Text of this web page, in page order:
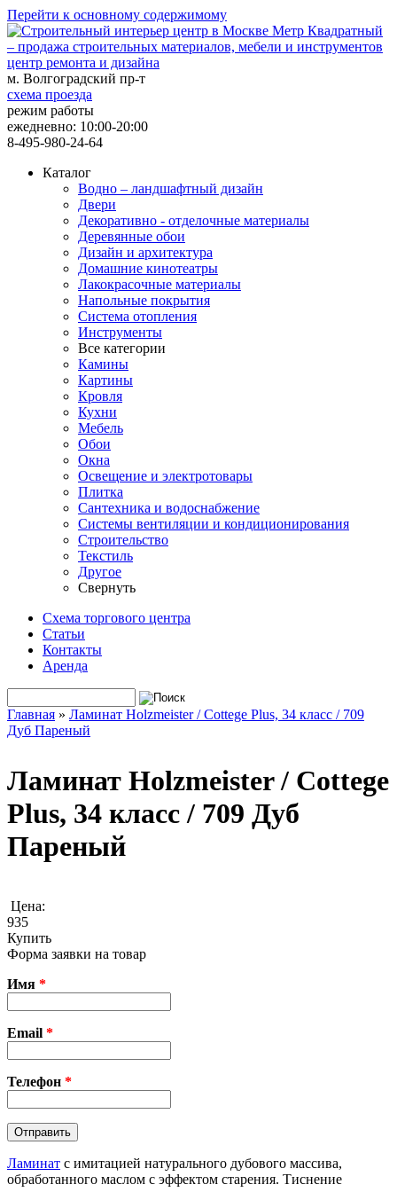
Перейти к основному содержимому
центр ремонта и дизайна
м. Волгоградский пр-т
схема проезда
режим работы
ежедневно: 10:00-20:00
8-495-980-24-64
Каталог
Водно – ландшафтный дизайн
Двери
Декоративно - отделочные материалы
Деревянные обои
Дизайн и архитектура
Домашние кинотеатры
Лакокрасочные материалы
Напольные покрытия
Система отопления
Инструменты
Все категории
Камины
Картины
Кровля
Кухни
Мебель
Обои
Окна
Освещение и электротовары
Плитка
Сантехника и водоснабжение
Системы вентиляции и кондиционирования
Строительство
Текстиль
Другое
Свернуть
Схема торгового центра
Статьи
Контакты
Аренда
Форма поиска
Вы здесь
Главная » Ламинат Holzmeister / Cottege Plus, 34 класс / 709
Дуб Пареный
Ламинат Holzmeister / Cottege
Plus, 34 класс / 709 Дуб
Пареный
Цена:
935
Купить
Форма заявки на товар
Имя *
Email *
Телефон *
Ламинат с имитацией натурального дубового массива,
обработанного маслом с эффектом старения. Тиснение